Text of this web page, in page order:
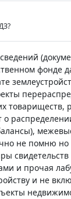
фонде
товариществ,
не помню но
и прочая
и не